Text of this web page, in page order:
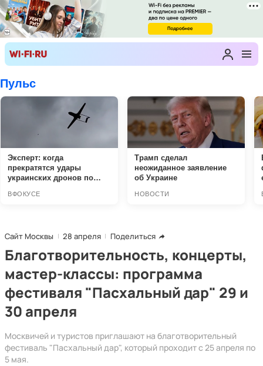
Сайт Москвы 28 апреля Поделиться
Благотворительность, концерты,
мастер-классы: программа
фестиваля "Пасхальный дар" 29 и
30 апреля
Москвичей и туристов приглашают на благотворительный
фестиваль "Пасхальный дар", который проходит с 25 апреля по
5 мая.